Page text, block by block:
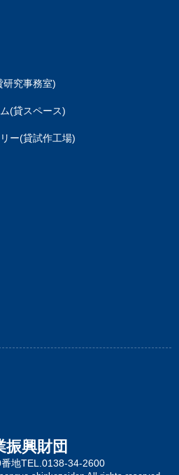
研究事務室)
(貸スペース)
ー(貸試作工場)
振興財団
地TEL.0138-34-2600